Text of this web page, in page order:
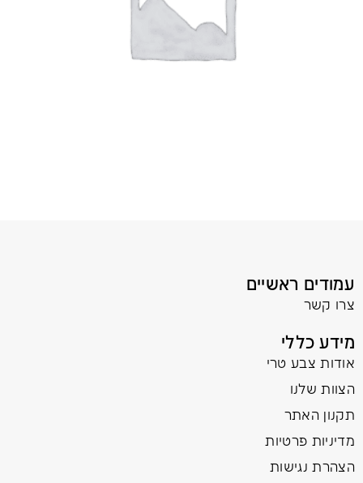
עמודים ראשיים
צרו קשר
מידע כללי
אודות צבע טרי
הצוות שלנו
תקנון האתר
מדיניות פרטיות
הצהרת נגישות